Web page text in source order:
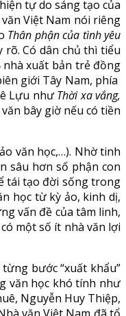
tự do sáng tạo của
Việt Nam nói riêng
Thân phận của tình yêu
rõ. Có dân chủ thì tiểu
nhà xuất bản trẻ đồng
giới Tây Nam, phía
Lựu như Thời xa vắng,
bây giờ nếu có tiền
văn học,…). Nhờ tinh
sâu hơn số phận con
tái tạo đời sống trong
học từ kỳ ảo, kinh dị,
vấn đề của tâm linh,
một số ít nhà văn lợi
bước “xuất khẩu”
văn học khó tính như
Nguyễn Huy Thiệp,